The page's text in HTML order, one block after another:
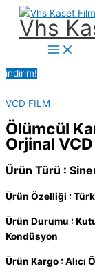
İçeriğe
Vhs
Main
Menu
indirim!
VCD FILM
Ölümcül
Orjinal
Ürün Türü :
Ürün Özelliği :
Ürün Durumu :
Kondüsyon
Ürün Kargo : Alıcı